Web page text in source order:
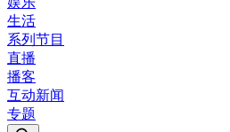
生活
系列节目
直播
播客
互动新闻
专题